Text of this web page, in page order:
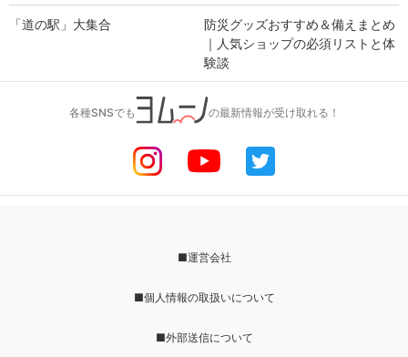
「道の駅」大集合
防災グッズおすすめ＆備えまとめ
｜人気ショップの必須リストと体
験談
各種SNSでも の最新情報が受け取れる！
■運営会社
■個人情報の取扱いについて
■外部送信について